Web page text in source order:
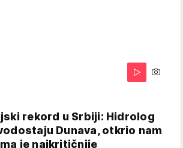
rekord u Srbiji: Hidrolog
Dunava, otkrio nam
je najkritičnije